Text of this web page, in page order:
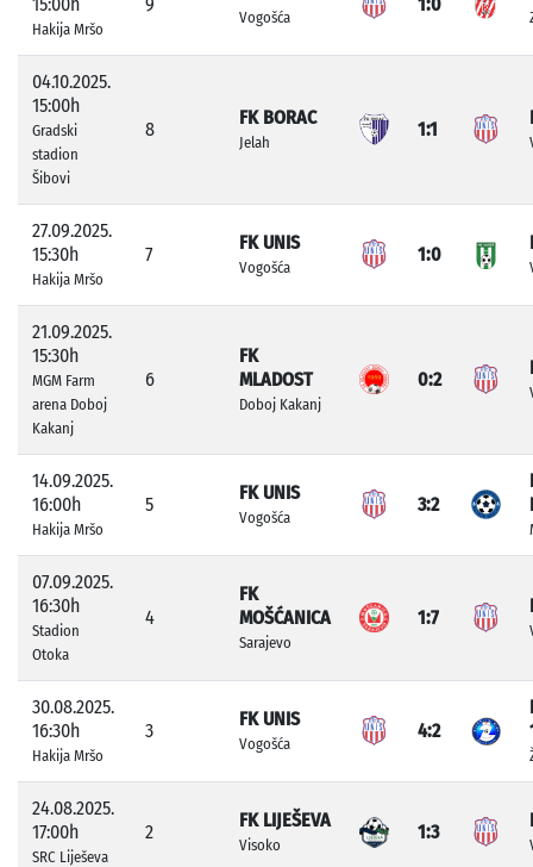
Hakija Mršo
Vogošća
04.10.2025.
15:00h
Gradski
stadion
Šibovi
8
FK BORAC
Jelah
1:1
27.09.2025.
15:30h
Hakija Mršo
7
FK UNIS
Vogošća
1:0
21.09.2025.
15:30h
MGM Farm
arena Doboj
Kakanj
6
FK
MLADOST
Doboj Kakanj
0:2
14.09.2025.
16:00h
Hakija Mršo
5
FK UNIS
Vogošća
3:2
07.09.2025.
16:30h
Stadion
Otoka
4
FK
MOŠĆANICA
Sarajevo
1:7
30.08.2025.
16:30h
Hakija Mršo
3
FK UNIS
Vogošća
4:2
24.08.2025.
17:00h
SRC Liješeva
2
FK LIJEŠEVA
Visoko
1:3